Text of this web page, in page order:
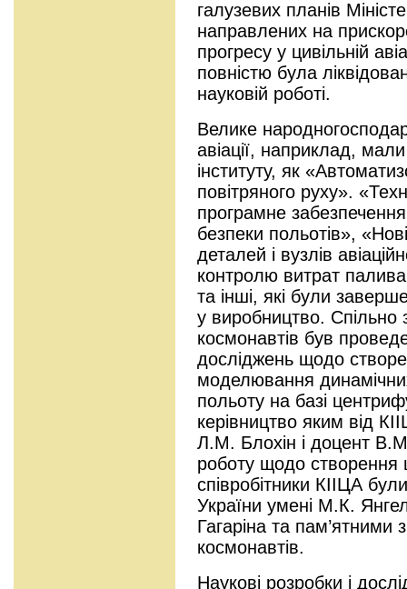
галузевих планів
направлених на
прогресу у цивільній
повністю була
науковій роботі.
Велике
авіації, наприклад,
інституту, як
повітряного руху».
програмне
безпеки польотів»,
деталей і вузлів
контролю витрат
та інші, які були
у виробництво. Спільно
космонавтів був
досліджень щодо
моделювання
польоту на базі
керівництво яким від
Л.М. Блохін і доцент
роботу щодо створення
співробітники КІІЦА
України умені М.К.
Гагаріна та пам’ятними
космонавтів.
Наукові розробки і